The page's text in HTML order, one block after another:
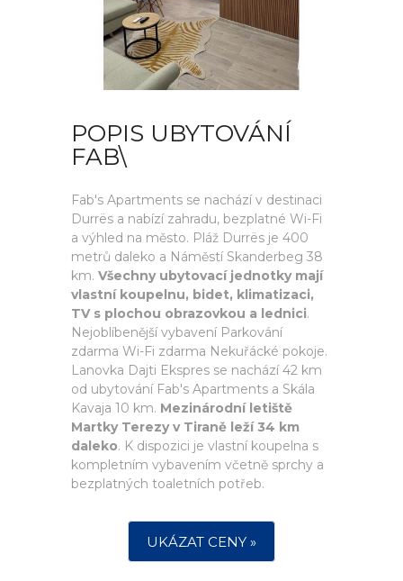
POPIS UBYTOVÁNÍ
FAB\
Fab's Apartments se nachází v destinaci
Durrës a nabízí zahradu, bezplatné Wi-Fi
a výhled na město. Pláž Durrës je 400
metrů daleko a Náměstí Skanderbeg 38
km. Všechny ubytovací jednotky mají
vlastní koupelnu, bidet, klimatizaci,
TV s plochou obrazovkou a lednici.
Nejoblíbenější vybavení Parkování
zdarma Wi-Fi zdarma Nekuřácké pokoje.
Lanovka Dajti Ekspres se nachází 42 km
od ubytování Fab's Apartments a Skála
Kavaja 10 km. Mezinárodní letiště
Martky Terezy v Tiraně leží 34 km
daleko. K dispozici je vlastní koupelna s
kompletním vybavením včetně sprchy a
bezplatných toaletních potřeb.
UKÁZAT CENY »